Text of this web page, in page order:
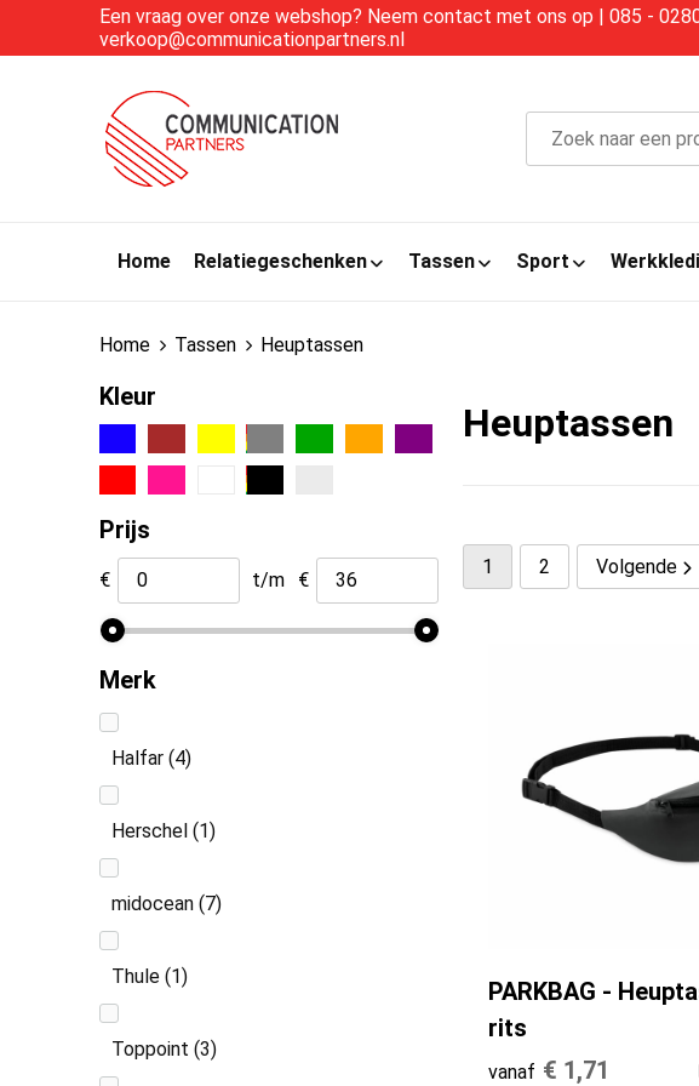
Een vraag over onze webshop? Neem contact met ons op | 085 -
verkoop@communicationpartners.nl
Home Relatiegeschenken Tassen Sport
Home Tassen Heuptassen
Kleur
Prijs
€ t/m €
Merk
Halfar (4)
Herschel (1)
midocean (7)
Thule (1)
Toppoint (3)
Heuptassen
1 2 Volgende
PARKBAG -
rits
vanaf € 1,71